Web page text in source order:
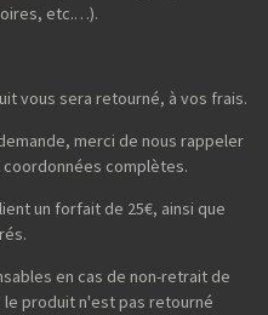
etc.…).
vous sera retourné, à vos frais.
merci de nous rappeler
complètes.
un forfait de 25€, ainsi que
en cas de non-retrait de
produit n'est pas retourné